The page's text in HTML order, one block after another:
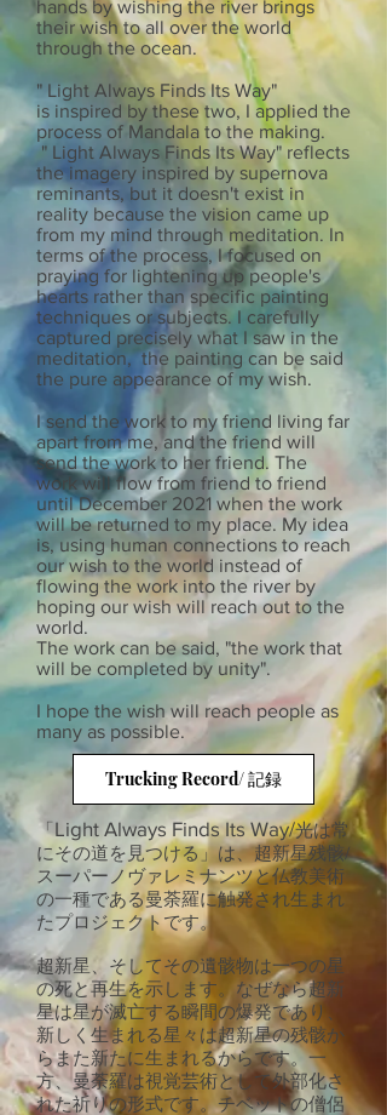
hands by wishing the river brings
their wish to all over the world
through the ocean.
" Light Always Finds Its Way"
is inspired by these two, I applied the
process of Mandala to the making.
" Light Always Finds Its Way" reflects
the imagery inspired by supernova
reminants, but it doesn't exist in
reality because the vision came up
from my mind through meditation. In
terms of the process, I focused on
praying for lightening up people's
hearts rather than specific painting
techniques or subjects. I carefully
captured precisely what I saw in the
meditation, the painting can be said
the pure appearance of my wish.
I send the work to my friend living far
apart from me, and the friend will
send the work to her friend. The
work will flow from friend to friend
until December 2021 when the work
will be returned to my place. My idea
is, using human connections to reach
our wish to the world instead of
flowing the work into the river by
hoping our wish will reach out to the
world.
The work can be said, "the work that
will be completed by unity".
I hope the wish will reach people as
many as possible.
Trucking Record/ 記録
「Light Always Finds Its Way/光は常
にその道を見つける」は、超新星残骸/
スーパーノヴァレミナンツと仏教美術
の一種である曼荼羅に触発され生まれ
たプロジェクトです。
超新星、そしてその遺骸物は一つの星
の死と再生を示します。なぜなら超新
星は星が滅亡する瞬間の爆発であり、
新しく生まれる星々は超新星の残骸か
らまた新たに生まれるからです。一
方、曼荼羅は視覚芸術として外部化さ
れた祈りの形式です。チベットの僧侶